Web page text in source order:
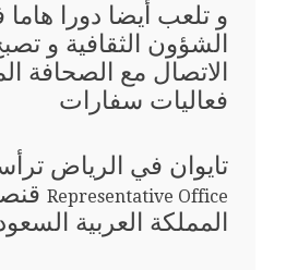
و تلعب أيضا دورا
الشؤون الثقافية و
الاتصال مع الصحافة
فعاليات سفارات
تايوان في الرياض
Representative Office
المملكة العربية